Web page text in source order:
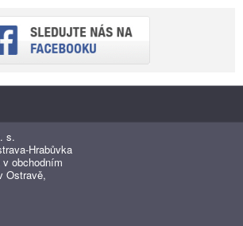
s.
Hrabůvka
obchodním
Ostravě,